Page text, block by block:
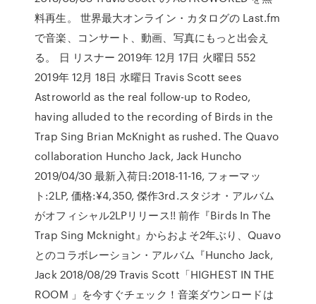
料再生。 世界最大オンライン・カタログの Last.fm
で音楽、コンサート、動画、写真にもっと出会え
る。 日 リスナー 2019年 12月 17日 火曜日 552
2019年 12月 18日 水曜日 Travis Scott sees
Astroworld as the real follow-up to Rodeo,
having alluded to the recording of Birds in the
Trap Sing Brian McKnight as rushed. The Quavo
collaboration Huncho Jack, Jack Huncho
2019/04/30 最新入荷日:2018-11-16, フォーマッ
ト:2LP, 価格:¥4,350, 傑作3rd.スタジオ・アルバム
がオフィシャル2LPリリース!! 前作『Birds In The
Trap Sing Mcknight』からおよそ2年ぶり、Quavo
とのコラボレーション・アルバム『Huncho Jack,
Jack 2018/08/29 Travis Scott「HIGHEST IN THE
ROOM 」を今すぐチェック！音楽ダウンロードは